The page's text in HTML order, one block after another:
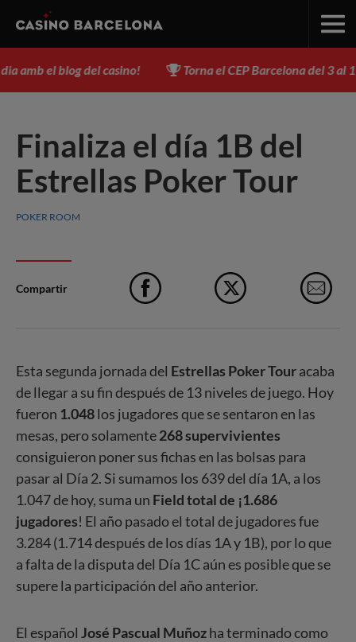
del casino! Torna el CEP Barcelona del 3 al 17 d'agost -
Finaliza el día 1B del
Estrellas Poker Tour
POKER ROOM
Compartir
Facebook
Esta segunda jornada del Estrellas Poker Touracaba
de llegar a su fin después de 13 niveles de juego. Hoy
fueron 1.048los jugadores que se sentaron en las
mesas, pero solamente268 supervivientes
consiguieron poner sus fichas en las bolsas para
pasar al Día 2. Si sumamos los 639 del día 1A, a los
1.047 de hoy, suma un Field total de ¡1.686
jugadores! El año pasado el total de jugadores fue
3.284 (1.714 después de los días 1A y 1B), por lo que
a falta de la disputa del Día 1C aún es posible que se
supere la participación del año anterior.
El español José Pascual Muñozha terminado como